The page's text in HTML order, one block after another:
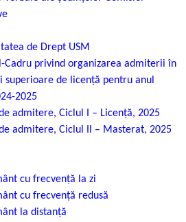
de Drept USM
Cadru privind organizarea admiterii în
superioare de licență pentru anul
2025
admitere, Ciclul I – Licență, 2025
admitere, Ciclul II – Masterat, 2025
cu frecvență la zi
cu frecvență redusă
la distanță